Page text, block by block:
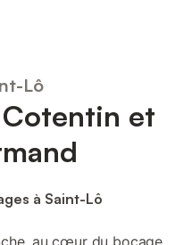
Lô
et
à Saint-Lô